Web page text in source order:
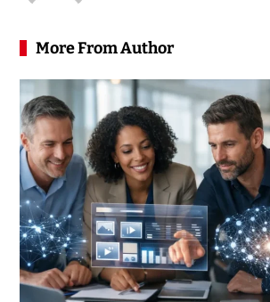
More From Author